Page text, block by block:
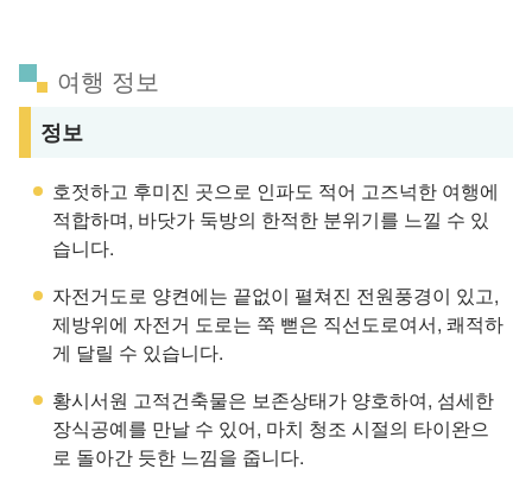
여행 정보
정보
호젓하고 후미진 곳으로 인파도 적어 고즈넉한 여행에
적합하며, 바닷가 둑방의 한적한 분위기를 느낄 수 있
습니다.
자전거도로 양켠에는 끝없이 펼쳐진 전원풍경이 있고,
제방위에 자전거 도로는 쭉 뻗은 직선도로여서, 쾌적하
게 달릴 수 있습니다.
황시서원 고적건축물은 보존상태가 양호하여, 섬세한
장식공예를 만날 수 있어, 마치 청조 시절의 타이완으
로 돌아간 듯한 느낌을 줍니다.